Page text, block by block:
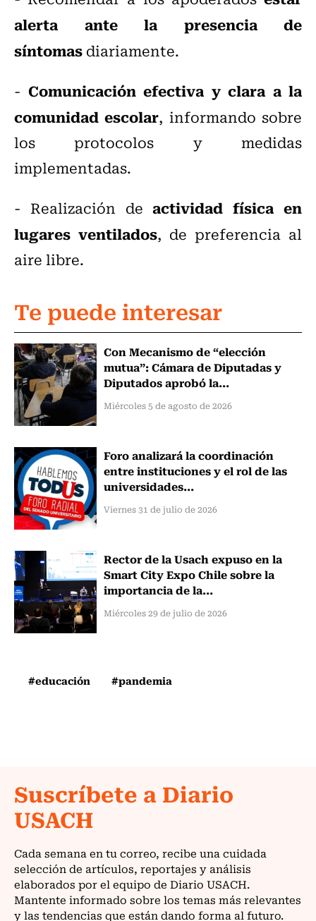
alerta ante la presencia de
síntomasdiariamente.
- Comunicación efectiva y clara a la
comunidad escolar, informando sobre
los protocolos y medidas
implementadas.
- Realización de actividad física en
lugares ventilados, de preferencia al
aire libre.
Te puede interesar
Con Mecanismo de “elección
mutua”: Cámara de Diputadas y
Diputados aprobó la...
Miércoles 5 de agosto de 2026
Foro analizará la coordinación
entre instituciones y el rol de las
universidades...
Viernes 31 de julio de 2026
Rector de la Usach expuso en la
Smart City Expo Chile sobre la
importancia de la...
Miércoles 29 de julio de 2026
#educación #pandemia